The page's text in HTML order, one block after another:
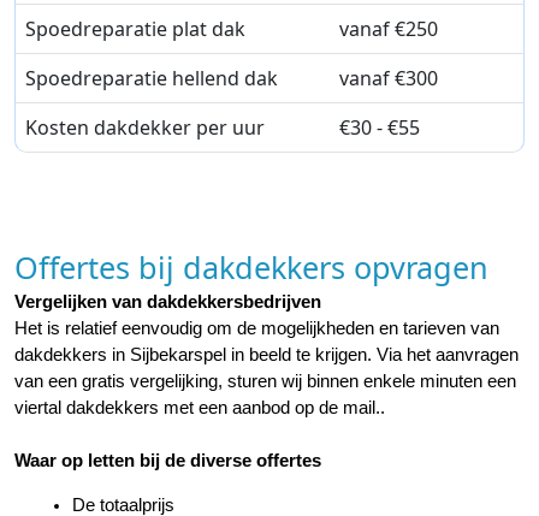
Spoedreparatie plat dak
vanaf €250
Spoedreparatie hellend dak
vanaf €300
Kosten dakdekker per uur
€30 - €55
Offertes bij dakdekkers opvragen
Vergelijken van dakdekkersbedrijven
Het is relatief eenvoudig om de mogelijkheden en tarieven van
dakdekkers in Sijbekarspel in beeld te krijgen. Via het aanvragen
van een gratis vergelijking, sturen wij binnen enkele minuten een
viertal dakdekkers met een aanbod op de mail..
Waar op letten bij de diverse offertes
De totaalprijs